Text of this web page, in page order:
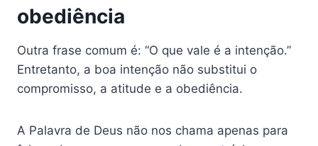
obediência
Outra frase comum é: “O que vale é a intenção.”
Entretanto, a boa intenção não substitui o
compromisso, a atitude e a obediência.
A Palavra de Deus não nos chama apenas para